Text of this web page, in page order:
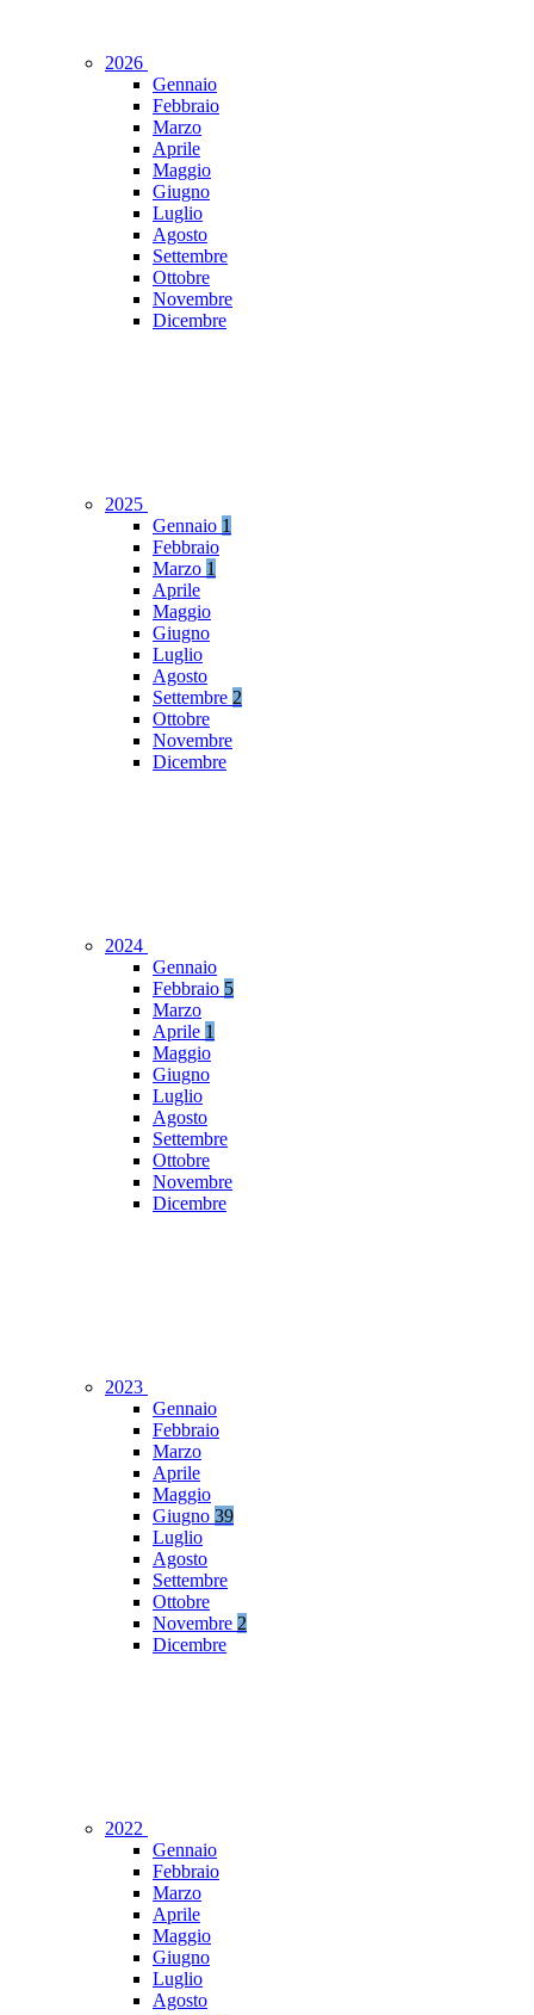
2026
Gennaio
Febbraio
Marzo
Aprile
Maggio
Giugno
Luglio
Agosto
Settembre
Ottobre
Novembre
Dicembre
2025
Gennaio 1
Febbraio
Marzo 1
Aprile
Maggio
Giugno
Luglio
Agosto
Settembre 2
Ottobre
Novembre
Dicembre
2024
Gennaio
Febbraio 5
Marzo
Aprile 1
Maggio
Giugno
Luglio
Agosto
Settembre
Ottobre
Novembre
Dicembre
2023
Gennaio
Febbraio
Marzo
Aprile
Maggio
Giugno 39
Luglio
Agosto
Settembre
Ottobre
Novembre 2
Dicembre
2022
Gennaio
Febbraio
Marzo
Aprile
Maggio
Giugno
Luglio
Agosto